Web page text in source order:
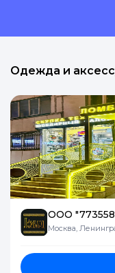
Одежда и
ООО
Москва,